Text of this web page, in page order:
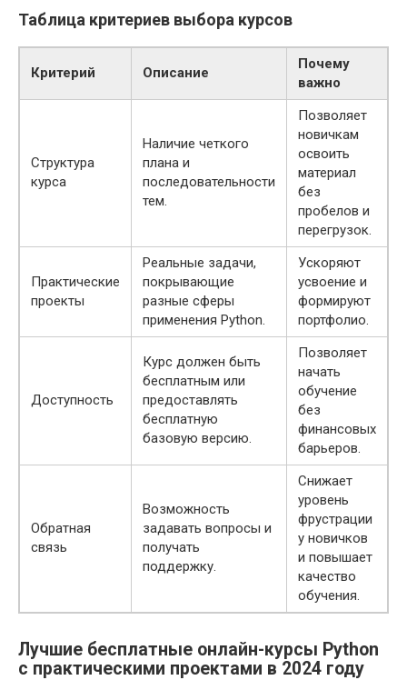
Таблица критериев выбора курсов
Критерий Описание
Почему
важно
Структура
курса
Наличие четкого
плана и
последовательности
тем.
Позволяет
новичкам
освоить
материал
без
пробелов и
перегрузок.
Практические
проекты
Реальные задачи,
покрывающие
разные сферы
применения Python.
Ускоряют
усвоение и
формируют
портфолио.
Доступность
Курс должен быть
бесплатным или
предоставлять
бесплатную
базовую версию.
Позволяет
начать
обучение
без
финансовых
барьеров.
Обратная
связь
Возможность
задавать вопросы и
получать
поддержку.
Снижает
уровень
фрустрации
у новичков
и повышает
качество
обучения.
Лучшие бесплатные онлайн-курсы Python
с практическими проектами в 2024 году